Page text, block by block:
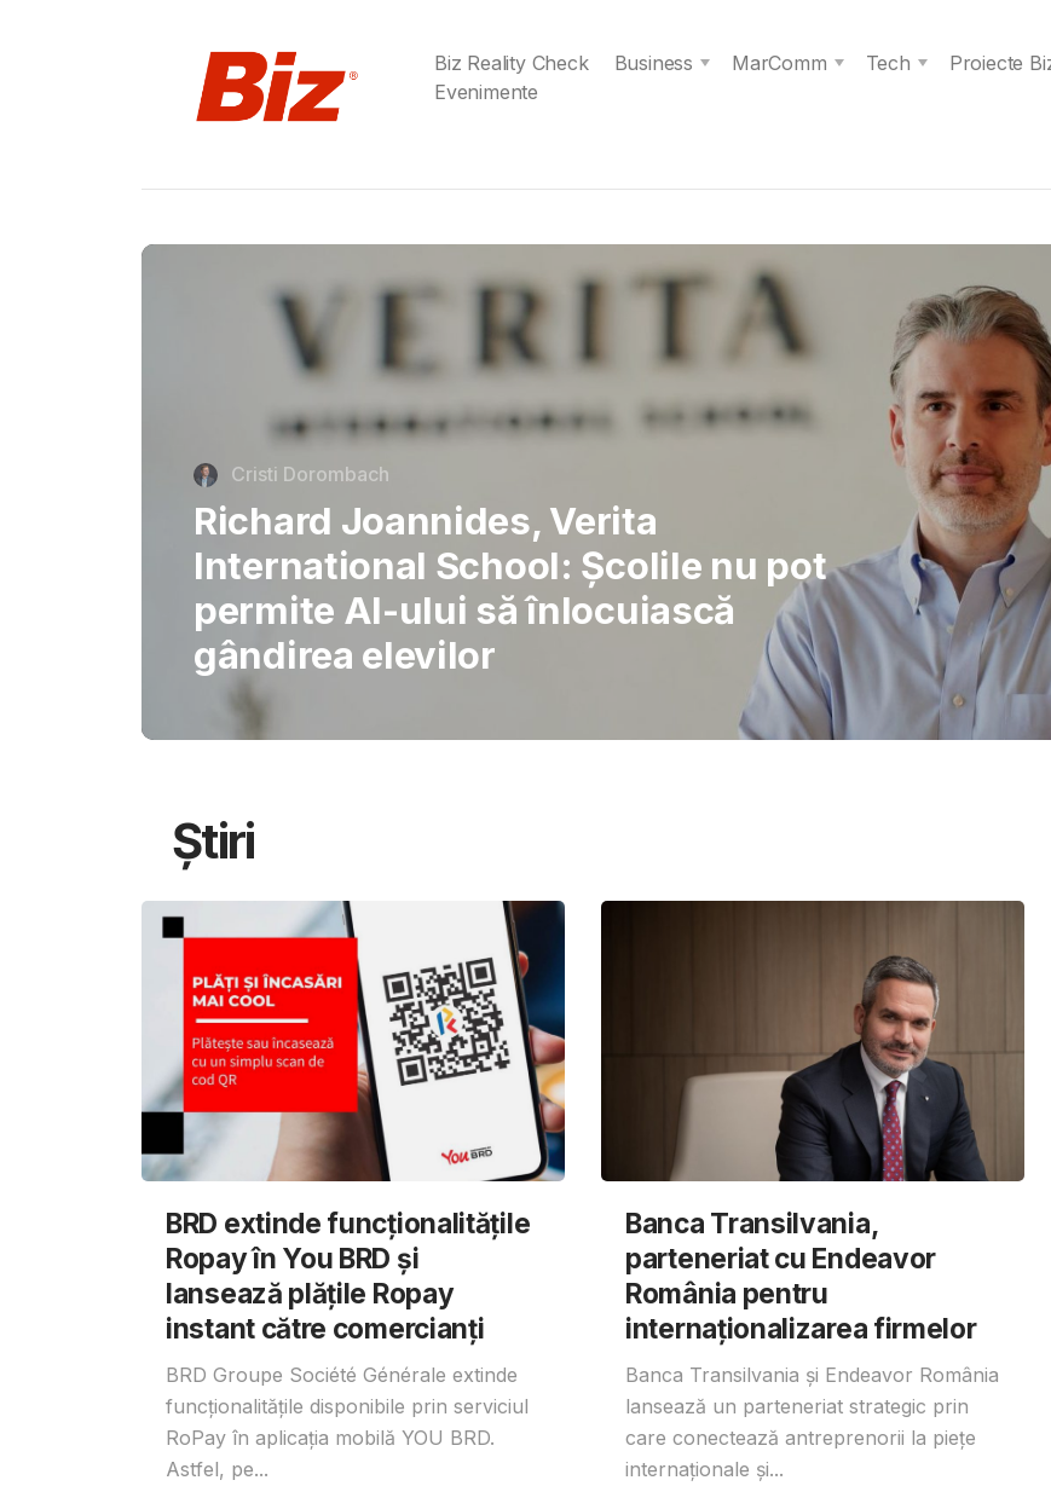
Biz Reality Check Business MarComm Tech
Proiecte
Evenimente
Gabriel Barliga
Oana Gheorghiu: Curajul de a lupta
pentru schimbare
Știri
BRD extinde funcționalitățile
Ropay în You BRD și
lansează plățile Ropay
instant către comercianți
BRD Groupe Société Générale extinde
funcționalitățile disponibile prin serviciul
RoPay în aplicația mobilă YOU BRD.
Astfel, pe...
Banca Transilvania,
parteneriat cu Endeavor
România pentru
internaționalizarea firmelor
Banca Transilvania și Endeavor România
lansează un parteneriat strategic prin
care conectează antreprenorii la piețe
internaționale și...